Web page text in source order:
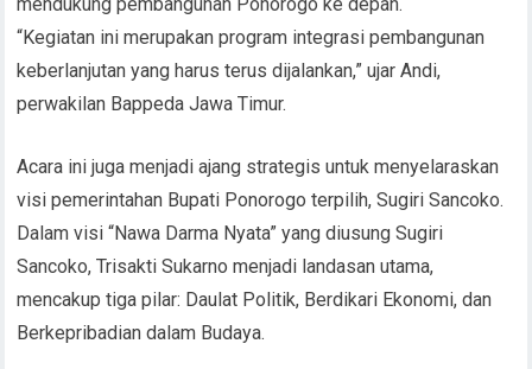
“Kegiatan ini merupakan program integrasi pembangunan
keberlanjutan yang harus terus dijalankan,” ujar Andi,
perwakilan Bappeda Jawa Timur.
Acara ini juga menjadi ajang strategis untuk menyelaraskan
visi pemerintahan Bupati Ponorogo terpilih, Sugiri Sancoko.
Dalam visi “Nawa Darma Nyata” yang diusung Sugiri
Sancoko, Trisakti Sukarno menjadi landasan utama,
mencakup tiga pilar: Daulat Politik, Berdikari Ekonomi, dan
Berkepribadian dalam Budaya.